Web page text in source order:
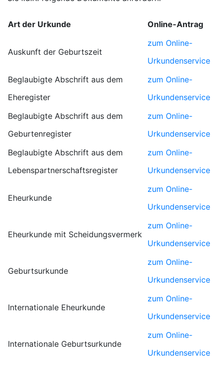
Art der Urkunde Online-Antrag
Auskunft der Geburtszeit
zum Online-
Urkundenservice
Beglaubigte Abschrift aus dem
Eheregister
zum Online-
Urkundenservice
Beglaubigte Abschrift aus dem
Geburtenregister
zum Online-
Urkundenservice
Beglaubigte Abschrift aus dem
Lebenspartnerschaftsregister
zum Online-
Urkundenservice
Eheurkunde
zum Online-
Urkundenservice
Eheurkunde mit Scheidungsvermerk
zum Online-
Urkundenservice
Geburtsurkunde
zum Online-
Urkundenservice
Internationale Eheurkunde
zum Online-
Urkundenservice
Internationale Geburtsurkunde
zum Online-
Urkundenservice